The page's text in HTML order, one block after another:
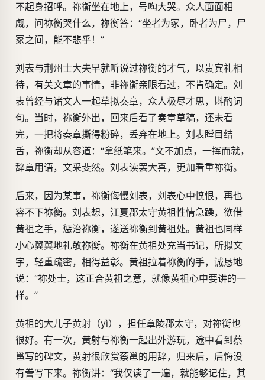
不起身招呼。祢衡坐在地上，号啕大哭。众人面面相
觑，问祢衡哭什么，祢衡答：“坐者为冢，卧者为尸，尸
冢之间，能不悲乎！”
刘表与荆州士大夫早就听说过祢衡的才气，以贵宾礼相
待，有关文章的事情，非祢衡亲眼看过，不肯确定。刘
表曾经与诸文人一起草拟奏章，众人极尽才思，斟酌词
句。当时，祢衡外出，回来后看了奏章草稿，还未看
完，一把将奏章撕得粉碎，丢弃在地上。刘表瞠目结
舌，祢衡却从容道：“拿纸笔来。”文不加点，一挥而就，
辞章用语，文采斐然。刘表读罢大喜，更加看重祢衡。
后来，因为某事，祢衡侮慢刘表，刘表心中愤恨，再也
容不下祢衡。刘表想，江夏郡太守黄祖性情急躁，欲借
黄祖之手，惩治祢衡，遂送祢衡到黄祖处。黄祖也同样
小心翼翼地礼敬祢衡。祢衡在黄祖处充当书记，所拟文
字，轻重疏密，相得益彰。黄祖拉着祢衡的手，诚恳地
说：“祢处士，这正合黄祖之意，就像黄祖心中要讲的一
样。”
黄祖的大儿子黄射（yì），担任章陵郡太守，对祢衡也
很好。有一次，黄射与祢衡一起出外游玩，途中看到蔡
邕写的碑文，黄射很欣赏蔡邕的用辞，归来后，后悔没
有誊写下来。祢衡讲：“我仅读了一遍，就能够记住，其